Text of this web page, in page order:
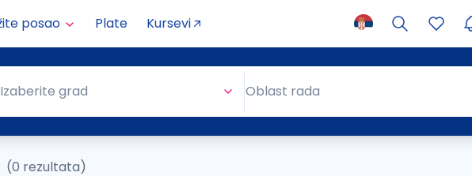
posao Plate Kursevi
Izaberite grad Oblast rada
(0 rezultata)